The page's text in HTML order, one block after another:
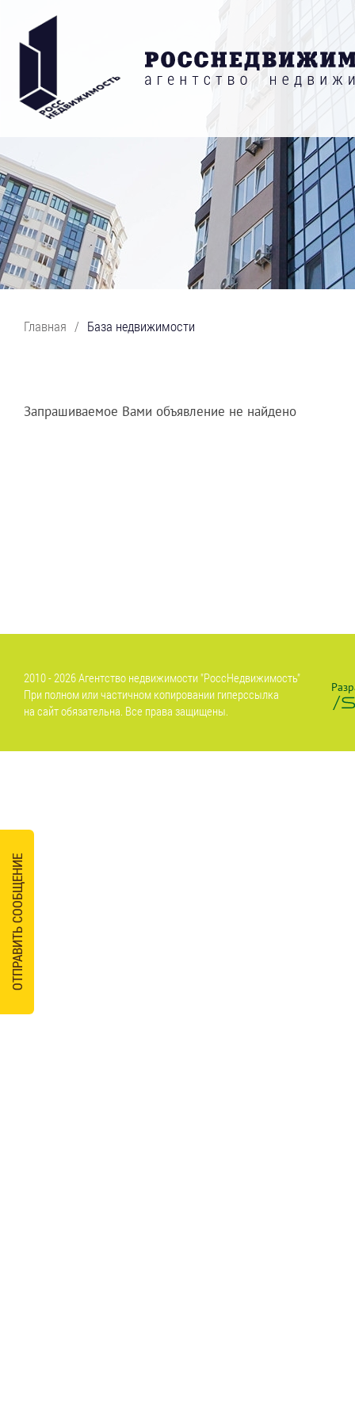
Главная / База недвижимости
Запрашиваемое Вами объявление не найдено
2010 - 2026 Агентство недвижимости "РоссНедвижимость"
При полном или частичном копировании гиперссылка
на сайт обязательна. Все права защищены.
ОТПРАВИТЬ СООБЩЕНИЕ